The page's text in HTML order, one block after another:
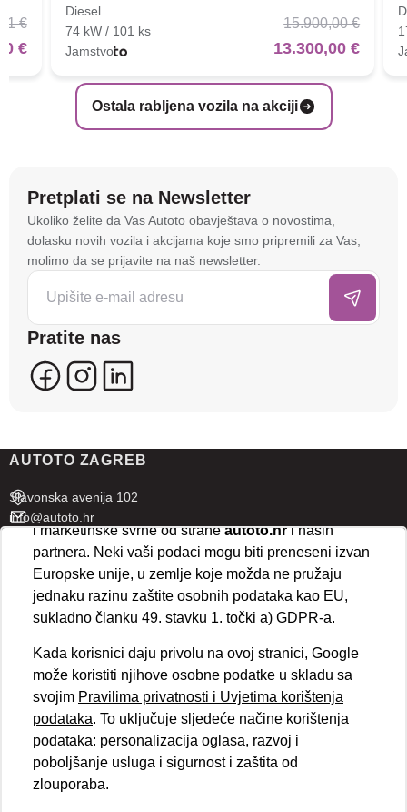
Ostala rabljena vozila na akciji
€
€
Diesel
74 kW / 101 ks
Jamstvo
15.900,00 €
13.300,00 €
Pretplati se na Newsletter
Ukoliko želite da Vas Autoto obavještava o novostima,
dolasku novih vozila i akcijama koje smo pripremili za Vas,
molimo da se prijavite na naš newsletter.
Pratite nas
AUTOTO ZAGREB
Slavonska avenija 102
info@autoto.hr
Pon - Pet 07:30-18:00
Sub 08:00-13:00
AUTOTO SPLIT
info@autoto.hr
Pon - Pet 08:00-17:00
Sub 08:00-13:00
BRZI LINKOVI
Novosti
Na stranici
tehnologije kako bismo spremali i pristupali
informacijama na vašem uređaju. To nam omogućuje
da poboljšamo funkcionalnost stranice, analiziramo
posjećenost te prikazujemo personalizirane oglase i
sadržaje koji bi vas mogli zanimati. U tu svrhu mogu
se kreirati korisnički profili koji povezuju podatke s
više uređaja i web lokacija. Naši partneri također
koriste ove tehnologije.
ispravno funkcioniranje stranice. Odabirom
kolačića na vaš uređaj i njihovu obradu za analitičke
i marketinške svrhe od straneautoto.hri naših
partnera. Neki vaši podaci mogu biti preneseni izvan
Europske unije, u zemlje koje možda ne pružaju
jednaku razinu zaštite osobnih podataka kao EU,
sukladno članku 49. stavku 1. točki a) GDPR-a.
Kada korisnici daju privolu na ovoj stranici, Google
može koristiti njihove osobne podatke u skladu sa
svojim Pravilima privatnosti i Uvjetima korištenja
podataka. To uključuje sljedeće načine korištenja
podataka: personalizacija oglasa, razvoj i
poboljšanje usluga i sigurnost i zaštita od
zlouporaba.